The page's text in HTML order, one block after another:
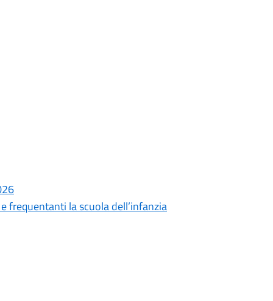
frequentanti la scuola dell’infanzia